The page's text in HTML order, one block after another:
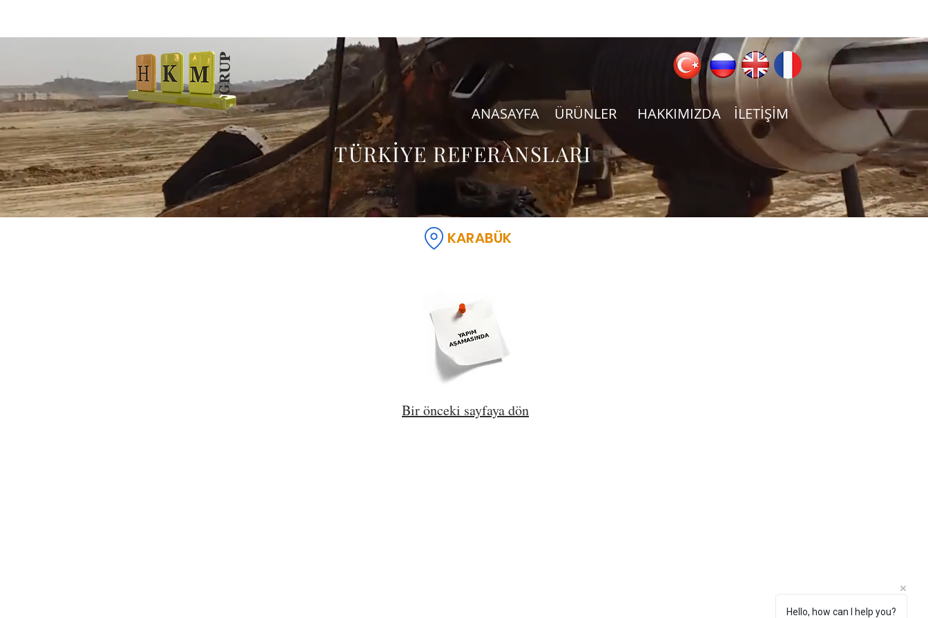
ANASAYFA ÜRÜNLER HAKKIMIZDA İLETİŞİM
TÜRKİYE REFERANSLARI
KARABÜK
Bir önceki sayfaya dön
Hello, how can I help you?